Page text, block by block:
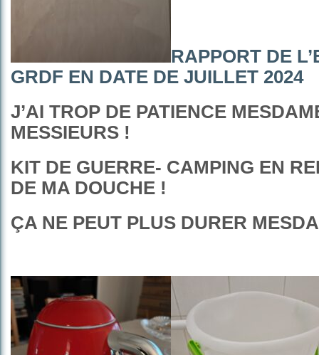
RAPPORT DE
GRDF EN DATE DE JUILLET 2024
J’AI TROP DE PATIENCE
MESSIEURS !
KIT DE GUERRE- CAMPING EN
DE MA DOUCHE !
ÇA NE PEUT PLUS DURER